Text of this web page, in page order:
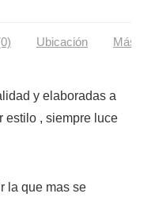
Ubicación Más
y elaboradas a
estilo , siempre luce
la que mas se